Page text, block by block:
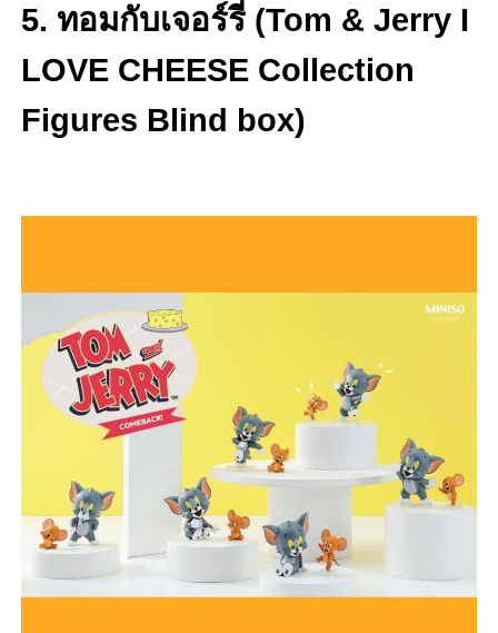
5. ทอมกับเจอร์รี่ (Tom & Jerry I
LOVE CHEESE Collection
Figures Blind box)